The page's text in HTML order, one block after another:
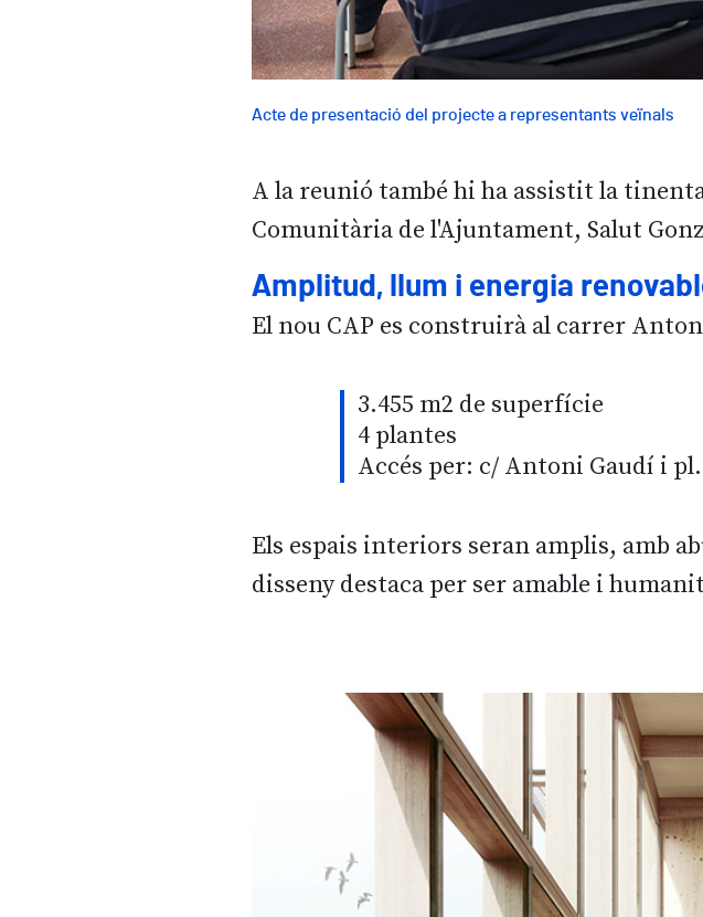
Acte de presentació del projecte a representants veïnals
A la reunió també hi ha assistit la
Comunitària de l'Ajuntament, Salut
Amplitud, llum i energia
El nou CAP es construirà al carrer
3.455 m2 de superfície
4 plantes
Accés per: c/ Antoni Gaudí i
Els espais interiors seran amplis, amb
disseny destaca per ser amable i